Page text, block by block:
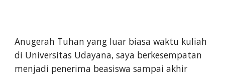
Anugerah Tuhan yang luar biasa waktu kuliah
di Universitas Udayana, saya berkesempatan
menjadi penerima beasiswa sampai akhir